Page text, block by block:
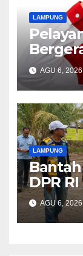
LAMPUNG
Nyawa
AGU 6, 2026
LAMPUNG
Bantah
DPR
AGU 6, 2026